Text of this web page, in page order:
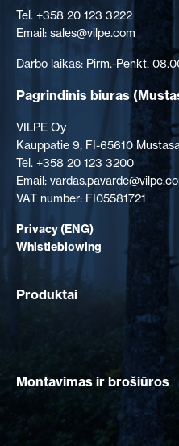
STRAIPSNIAI IR NAUJIENOS
SUSISIEKITE SU MUMIS
EN FI SV
Tel. +358 20 123 3222
Email: sales@vilpe.com
Darbo laikas: Pirm.-Penkt.
Pagrindinis biuras
VILPE Oy
Kauppatie 9, FI-65610
Tel. +358 20 123 3200
Email:
VAT number: FI05581721
Privacy (ENG)
Whistleblowing
Produktai
Montavimas ir brošiūros